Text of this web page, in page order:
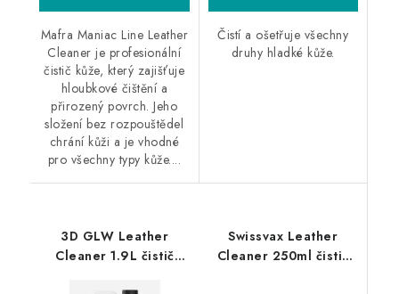
Mafra Maniac Line Leather
Cleaner je profesionální
čistič kůže, který zajišťuje
hloubkové čištění a
přirozený povrch. Jeho
složení bez rozpouštědel
chrání kůži a je vhodné
pro všechny typy kůže....
Čistí a ošetřuje všechny
druhy hladké kůže.
3D GLW Leather
Cleaner 1.9L čistič
Swissvax Leather
Cleaner 250ml čistič